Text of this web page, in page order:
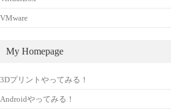
VMware
My Homepage
3Dプリントやってみる！
Androidやってみる！